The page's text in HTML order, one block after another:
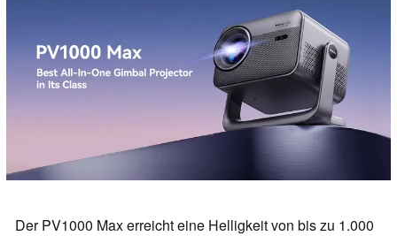
Der PV1000 Max erreicht eine Helligkeit von bis zu 1.000